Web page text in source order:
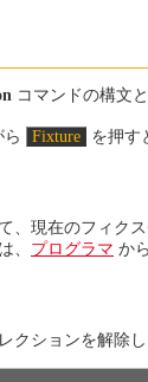
コマンドの構文
ら Fixture を押す
、現在のフィク
、 プログラマ か
クションを解除